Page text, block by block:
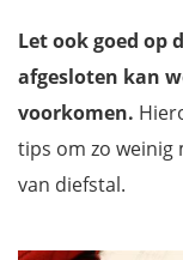
Let ook goed op
afgesloten kan
voorkomen.
tips om zo
van diefstal.